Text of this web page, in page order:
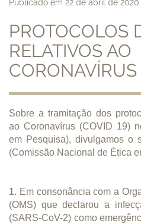
Publicado em 22 de abril de 2020
PROTOCOLOS
RELATIVOS AO
CORONAVÍRUS
Sobre a tramitação dos
ao Coronavírus (COVID 19)
em Pesquisa), divulgamos o
(Comissão Nacional de Ética
1. Em consonância com a
(OMS) que declarou a
(SARS-CoV-2) como